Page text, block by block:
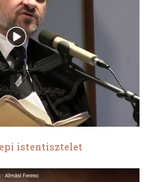
istentisztelet